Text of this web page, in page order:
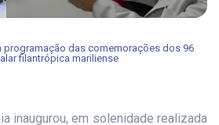
programação das comemorações dos 96
filantrópica mariliense
inaugurou, em solenidade realizada